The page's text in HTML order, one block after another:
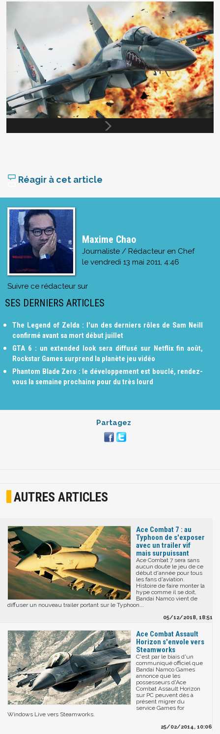
Réagir à cet article
Maxime Chao
Journaliste / Rédacteur en Chef
le vendredi 13 mai 2011, 4:46
Suivre ce rédacteur sur
SES DERNIERS ARTICLES
The Legend of Zelda : l'un des derniers rôles de Sam Neill
confirmé avant sa mort début juillet
GTA 6 : un extended look sera diffusé sur Netflix fin août,
Rockstar Games surprend la planète jeu vidéo
Phantom Blade Zero : le développement est bouclé, rendez-
vous la semaine prochaine pour du très lourd
Partagez
AUTRES ARTICLES
Ace Combat 7 : au
Typhoon de s'exposer
avec un trailer vif
mais surpuissant
Ace Combat 7 sera sans
aucun doute le jeu de ce
début d'année pour tous
les fans d'aviation.
Histoire de faire monter la
hype comme il se doit,
Bandai Namco vient de
diffuser un nouveau trailer portant sur le Typhoon...
05/12/2018, 18:51
Ace Combat Assault
Horizon s'envole vers
Steamworks
C'est par le biais d'un
communiqué officiel que
Bandai Namco Games
annonce que les
possesseurs d'Ace
Combat Assault Horizon
sur PC peuvent dès à
présent migrer du
service Games for
Windows Live vers Steamworks.
25/02/2014, 10:06